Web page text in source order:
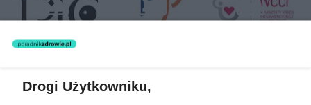
Drogi Użytkowniku,